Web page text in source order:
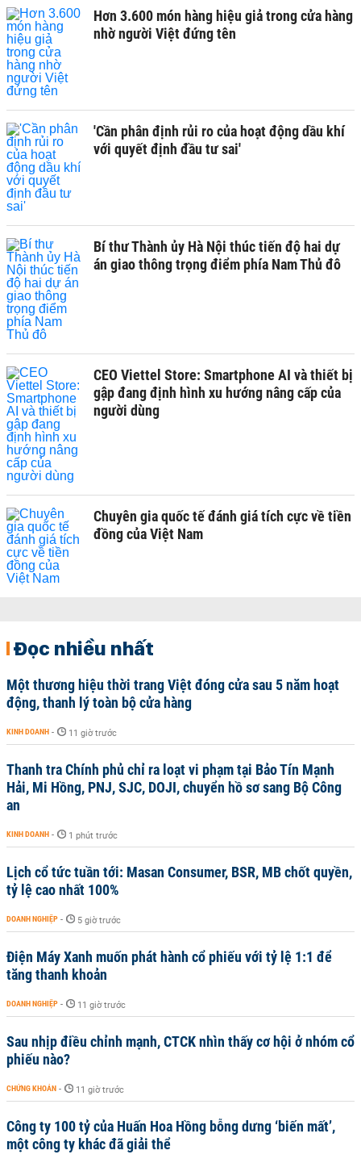
Hơn 3.600 món hàng hiệu giả trong cửa hàng
nhờ người Việt đứng tên
'Cần phân định rủi ro của hoạt động dầu khí
với quyết định đầu tư sai'
Bí thư Thành ủy Hà Nội thúc tiến độ hai dự
án giao thông trọng điểm phía Nam Thủ đô
CEO Viettel Store: Smartphone AI và thiết bị
gập đang định hình xu hướng nâng cấp của
người dùng
Chuyên gia quốc tế đánh giá tích cực về tiền
đồng của Việt Nam
Đọc nhiều nhất
Một thương hiệu thời trang Việt đóng cửa sau 5 năm hoạt
động, thanh lý toàn bộ cửa hàng
KINH DOANH - 11 giờ trước
Thanh tra Chính phủ chỉ ra loạt vi phạm tại Bảo Tín Mạnh
Hải, Mi Hồng, PNJ, SJC, DOJI, chuyển hồ sơ sang Bộ Công
an
KINH DOANH - 1 phút trước
Lịch cổ tức tuần tới: Masan Consumer, BSR, MB chốt quyền,
tỷ lệ cao nhất 100%
DOANH NGHIỆP - 5 giờ trước
Điện Máy Xanh muốn phát hành cổ phiếu với tỷ lệ 1:1 để
tăng thanh khoản
DOANH NGHIỆP - 11 giờ trước
Sau nhịp điều chỉnh mạnh, CTCK nhìn thấy cơ hội ở nhóm cổ
phiếu nào?
CHỨNG KHOÁN - 11 giờ trước
Công ty 100 tỷ của Huấn Hoa Hồng bỗng dưng ‘biến mất’,
một công ty khác đã giải thể